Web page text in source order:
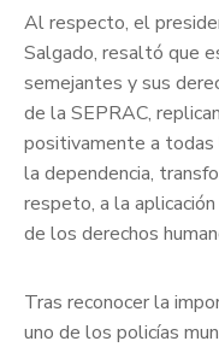
Al respecto, el
Salgado, resaltó que
semejantes y sus
de la SEPRAC,
positivamente a todas
la dependencia,
respeto, a la
de los derechos
Tras reconocer la
uno de los policías